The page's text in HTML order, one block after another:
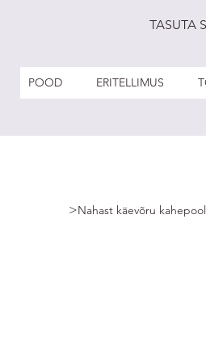
TASUTA
POOD ERITELLIMUS
>Nahast käevõru